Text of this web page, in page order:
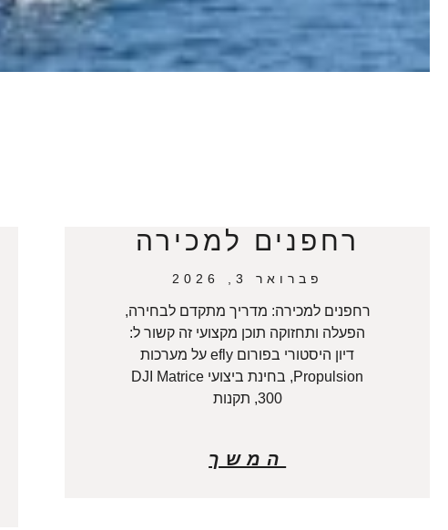
רחפנים למכירה
פברואר 3, 2026
רחפנים למכירה: מדריך מתקדם לבחירה,
הפעלה ותחזוקה תוכן מקצועי זה קשור ל:
דיון היסטורי בפורום efly על מערכות
Propulsion, בחינת ביצועי DJI Matrice
300, תקנות
המשך